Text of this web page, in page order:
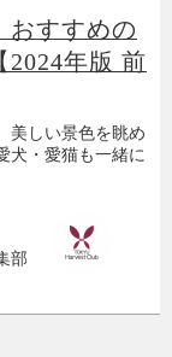
おすすめの
2024年版 前
美しい景色を眺め
犬・愛猫も一緒に
部